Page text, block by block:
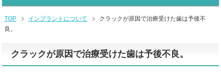
TOP インプラントについて
クラックが原因で治療受けた歯は予後不
良。
クラックが原因で治療受けた歯は予後不良。